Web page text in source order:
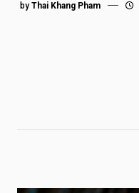
by Thai Khang Pham